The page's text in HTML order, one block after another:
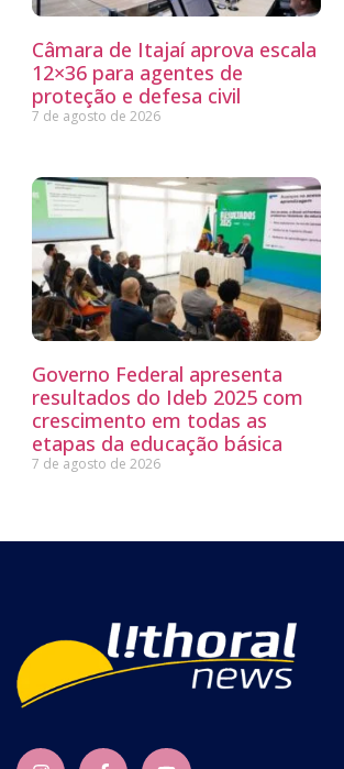
Câmara de Itajaí aprova escala
12×36 para agentes de
proteção e defesa civil
7 de agosto de 2026
Governo Federal apresenta
resultados do Ideb 2025 com
crescimento em todas as
etapas da educação básica
7 de agosto de 2026